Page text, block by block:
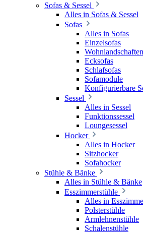
Sofas & Sessel
Alles in Sofas & Sessel
Sofas
Alles in Sofas
Einzelsofas
Wohnlandschaften
Ecksofas
Schlafsofas
Sofamodule
Konfigurierbare
Sessel
Alles in Sessel
Funktionssessel
Loungesessel
Hocker
Alles in Hocker
Sitzhocker
Sofahocker
Stühle & Bänke
Alles in Stühle & Bänke
Esszimmerstühle
Alles in
Polsterstühle
Armlehnenstühle
Schalenstühle